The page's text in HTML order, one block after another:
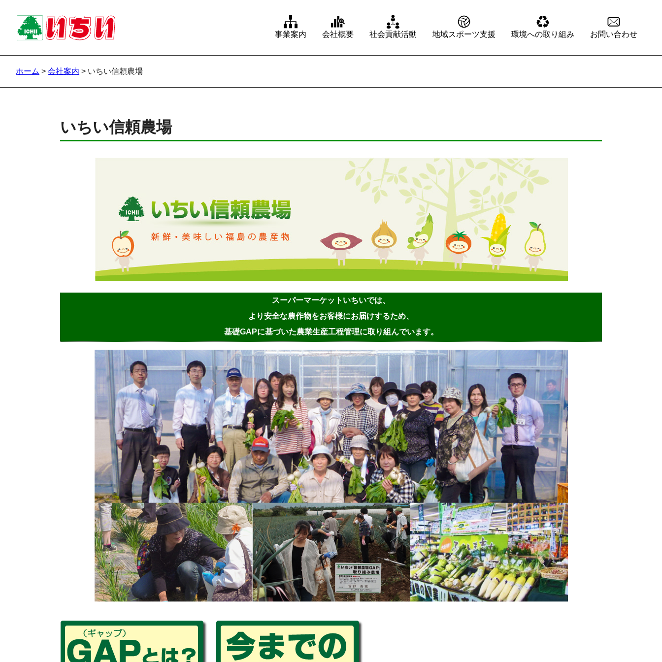
事業案内 会社概要 社会貢献活動 地域スポーツ支援 環境への取り組み お問い合わせ
ホーム > 会社案内 > いちい信頼農場
いちい信頼農場
スーパーマーケットいちいでは、
より安全な農作物をお客様にお届けするため、
基礎GAPに基づいた農業生産工程管理に取り組んでいます。